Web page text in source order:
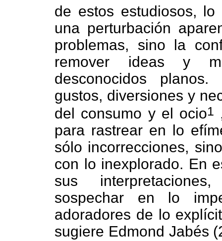
de estos estudiosos,
una perturbación
problemas, sino la
remover ideas y
desconocidos
gustos, diversiones y
del consumo y el ocio1
para rastrear en lo
sólo incorrecciones,
con lo inexplorado. En
sus
sospechar en lo
adoradores de lo
sugiere Edmond Jabés